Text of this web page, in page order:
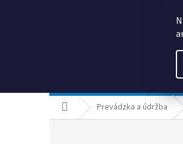
DomovPrevádzka a údržba